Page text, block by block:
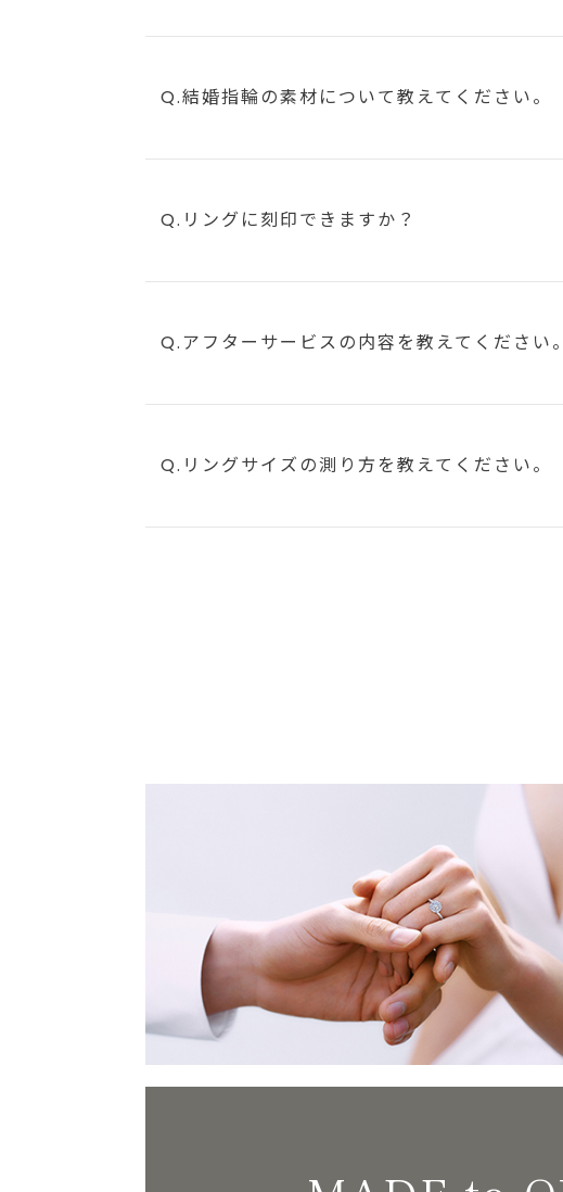
Q.結婚指輪の素材について教えてください。
Q.リングに刻印できますか？
Q.アフターサービスの内容を教えてください。
Q.リングサイズの測り方を教えてください。